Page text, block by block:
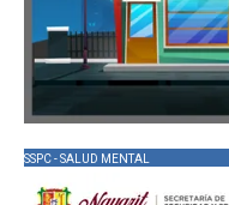
SSPC - SALUD MENTAL